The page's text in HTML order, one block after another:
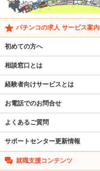
パチンコの求人 サービス案内
初めての方へ
相談窓口とは
経験者向けサービスとは
お電話でのお問合せ
よくあるご質問
サポートセンター更新情報
就職支援コンテンツ